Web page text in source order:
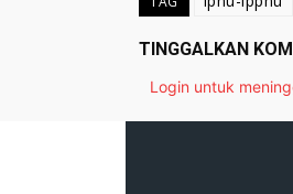
TINGGALKAN
Login untuk